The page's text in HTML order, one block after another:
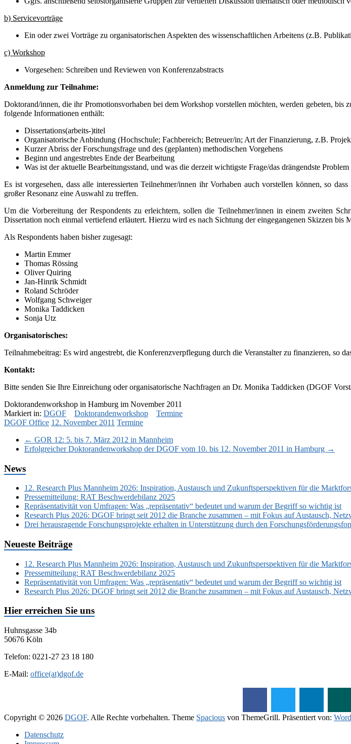
b) Servicevorträge
Ein oder zwei Vorträge zu organisatorischen Aspekten des wissenschaftlichen Arbeitens (z.B.
c) Workshop
Vorgesehen: Schreiben und Reviewen von Konferenzabstracts
Anmeldung zur Teilnahme:
Doktorand/innen, die ihr Promotionsvorhaben bei dem Workshop vorstellen möchten, werden gebeten, bis
folgende Informationen enthält:
Dissertations(arbeits-)titel
Organisatorische Anbindung (Hochschule; Fachbereich; Betreuer/in; Art der Finanzierung, z.B.
Kurzer Abriss der Forschungsfrage und des (geplanten) methodischen Vorgehens
Beginn und angestrebtes Ende der Bearbeitung
Was ist der aktuelle Bearbeitungsstand, und was die derzeit wichtigste Frage/das drängendste
Es ist vorgesehen, dass alle interessierten Teilnehmer/innen ihr Vorhaben auch vorstellen können, so
großer Resonanz eine Auswahl zu treffen.
Um die Vorbereitung der Respondents zu erleichtern, sollen die Teilnehmer/innen in einem zweiten
Dissertation noch einmal vertiefend erläutert. Hierzu wird es nach Sichtung der eingegangenen Skizzen
Als Respondents haben bisher zugesagt:
Martin Emmer
Thomas Rössing
Oliver Quiring
Jan-Hinrik Schmidt
Roland Schröder
Wolfgang Schweiger
Monika Taddicken
Sonja Utz
Organisatorisches:
Teilnahmebeitrag: Es wird angestrebt, die Konferenzverpflegung durch die Veranstalter zu finanzieren, so
Kontakt:
Bitte senden Sie Ihre Einreichung oder organisatorische Nachfragen an Dr. Monika Taddicken (DGOF
Doktorandenworkshop in Hamburg im November 2011
Markiert in: DGOF Doktorandenworkshop
Termine
DGOF Office 12. November 2011 Termine
← GOR 12: 5. bis 7. März 2012 in Mannheim
Erfolgreicher Doktorandenworkshop der DGOF vom 10. bis 12. November 2011 in Hamburg →
News
12. Research Plus Mannheim 2026: Inspiration, Austausch und Zukunftsperspektiven für die
Pressemitteilung: RAT Beschwerdebilanz 2025
Repräsentativität von Umfragen: Was „repräsentativ“ bedeutet und warum der Begriff so wichtig ist
Research Plus 2026: DGOF bringt seit 2012 die Branche zusammen – mit Fokus auf Austausch,
Drei herausragende Forschungsprojekte erhalten in Unterstützung durch den
Neueste Beiträge
12. Research Plus Mannheim 2026: Inspiration, Austausch und Zukunftsperspektiven für die
Pressemitteilung: RAT Beschwerdebilanz 2025
Repräsentativität von Umfragen: Was „repräsentativ“ bedeutet und warum der Begriff so wichtig ist
Research Plus 2026: DGOF bringt seit 2012 die Branche zusammen – mit Fokus auf Austausch,
Hier erreichen Sie uns
Huhnsgasse 34b
50676 Köln
Telefon: 0221-27 23 18 180
E-Mail: office(at)dgof.de
Copyright © 2026 DGOF. Alle Rechte vorbehalten. Theme Spacious von ThemeGrill. Präsentiert von:
Daten­schutz­